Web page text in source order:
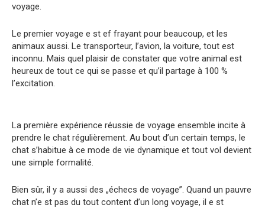
voyage.
Le premier voyage e st ef frayant pour beaucoup, et les
animaux aussi. Le transporteur, l’avion, la voiture, tout est
inconnu. Mais quel plaisir de constater que votre animal est
heureux de tout ce qui se passe et qu’il partage à 100 %
l’excitation.
La première expérience réussie de voyage ensemble incite à
prendre le chat régulièrement. Au bout d’un certain temps, le
chat s’habitue à ce mode de vie dynamique et tout vol devient
une simple formalité.
Bien sûr, il y a aussi des „échecs de voyage”. Quand un pauvre
chat n’e st pas du tout content d’un long voyage, il e st